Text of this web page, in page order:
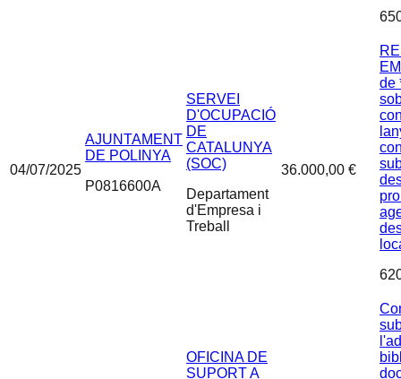
04/07/2025
AJUNTAMENT
DE POLINYA
P0816600A
SERVEI
D'OCUPACIÓ
DE
CATALUNYA
(SOC)
Departament
d'Empresa i
Treball
36.000,00 €
de
OFICINA DE
SUPORT A